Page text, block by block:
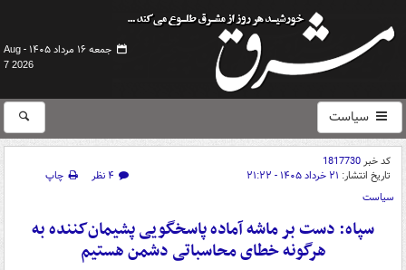
جمعه ۱۶ مرداد ۱۴۰۵ -
Aug
7 2026
سیاست
کد خبر1817730
تاریخ انتشار: ۲۱ خرداد ۱۴۰۵ - ۲۱:۲۲ ۴ نظر
چاپ
سیاست
سپاه: دست بر ماشه آماده پاسخگویی پشیمان‌کننده به
هرگونه خطای محاسباتی دشمن هستیم